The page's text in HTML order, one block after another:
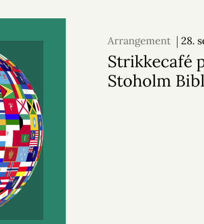
Arrangement
28.
2026
Strikkecafé
Stoholm